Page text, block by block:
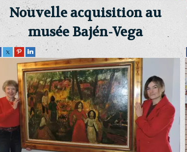
Nouvelle acquisition au
musée Bajén-Vega